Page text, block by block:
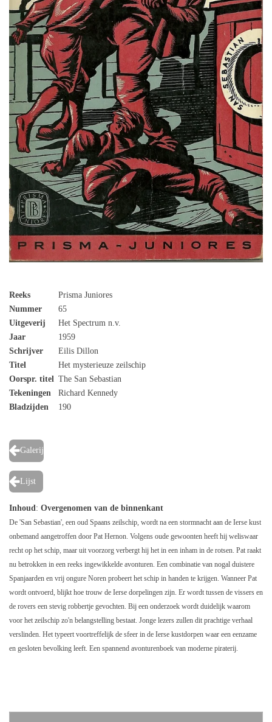
Reeks
Prisma Juniores
Nummer
65
Uitgeverij
Het Spectrum n.v.
Jaar
1959
Schrijver
Eilis Dillon
Titel
Het mysterieuze zeilschip
Oorspr. titel
The San Sebastian
Tekeningen
Richard Kennedy
Bladzijden
190
Galerij
Lijst
Inhoud: Overgenomen van de binnenkant
De 'San Sebastian', een oud Spaans zeilschip, wordt na een stormnacht aan de Ierse kust
onbemand aangetroffen door Pat Hernon. Volgens oude gewoonten heeft hij weliswaar
recht op het schip, maar uit voorzorg verbergt hij het in een inham in de rotsen. Pat raakt
nu betrokken in een reeks ingewikkelde avonturen. Een combinatie van nogal duistere
Spanjaarden en vrij ongure Noren probeert het schip in handen te krijgen. Wanneer Pat
wordt ontvoerd, blijkt hoe trouw de Ierse dorpelingen zijn. Er wordt tussen de vissers en
de rovers een stevig robbertje gevochten. Bij een onderzoek wordt duidelijk waarom
voor het zeilschip zo'n belangstelling bestaat. Jonge lezers zullen dit prachtige verhaal
verslinden. Het typeert voortreffelijk de sfeer in de Ierse kustdorpen waar een eenzame
en gesloten bevolking leeft. Een spannend avonturenboek van moderne piraterij.